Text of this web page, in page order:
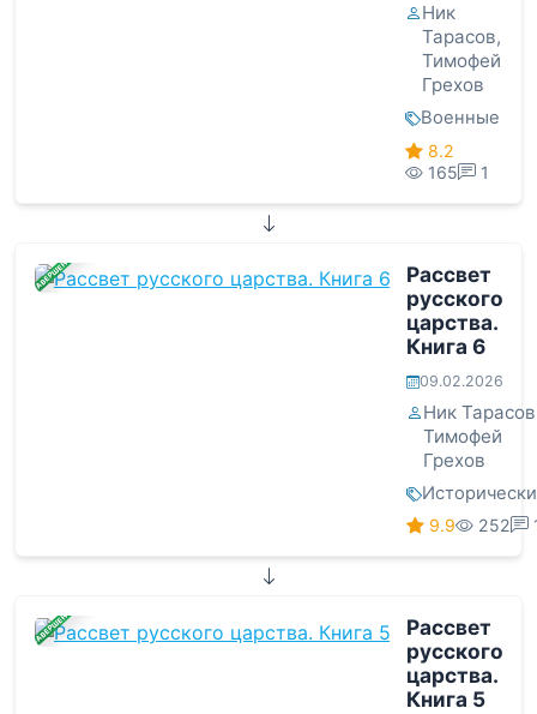
Ник
Тарасов,
Тимофей
Грехов
Военные
8.2
165
1
ЗАВЕРШЕНА
Рассвет
русского
царства.
Книга 6
09.02.2026
Ник Тарасов
Тимофей
Грехов
9.9 252
ЗАВЕРШЕНА
Рассвет
русского
царства.
Книга 5